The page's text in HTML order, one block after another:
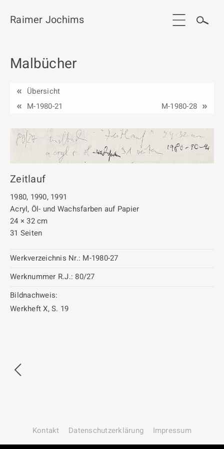
Start
Werkgruppen / Work groups
Ausstellungen
Vita
Raimer Jochims
Malbücher
Übersicht
M-1980-21
M-1980-28
Zeitlauf
1980, 1990, 1991
Acryl, Öl- und Wachsfarben auf Papier
24 × 32 cm
31 Seiten
Werkverzeichnis Nr.: M-1980-27
Werknummer R.J.: 80/27
Bildnachweis:
Werkheft X, S. 19
Kontakt Datenschutz­erklärung Impressum